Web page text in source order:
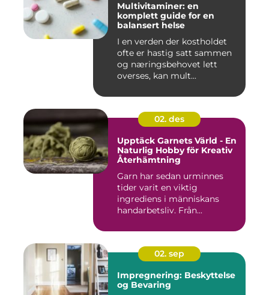
Multivitaminer: en
komplett guide for en
balansert helse
I en verden der kostholdet
ofte er hastig satt sammen
og næringsbehovet lett
overses, kan mult...
02. des
Upptäck Garnets Värld - En
Naturlig Hobby för Kreativ
Återhämtning
Garn har sedan urminnes
tider varit en viktig
ingrediens i människans
handarbetsliv. Från...
02. sep
Impregnering: Beskyttelse
og Bevaring